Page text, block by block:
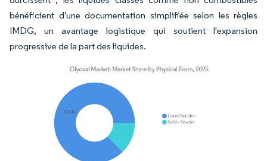
bénéficient d'une documentation simplifiée selon les règles
IMDG, un avantage logistique qui soutient l'expansion
progressive de la part des liquides.